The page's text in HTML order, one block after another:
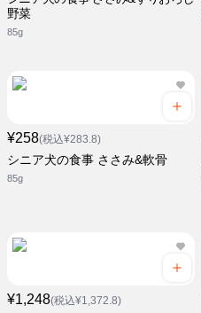
野菜
85g
¥258(税込¥283.8)
シニア犬の食事 ささみ&軟骨
85g
¥1,248(税込¥1,372.8)